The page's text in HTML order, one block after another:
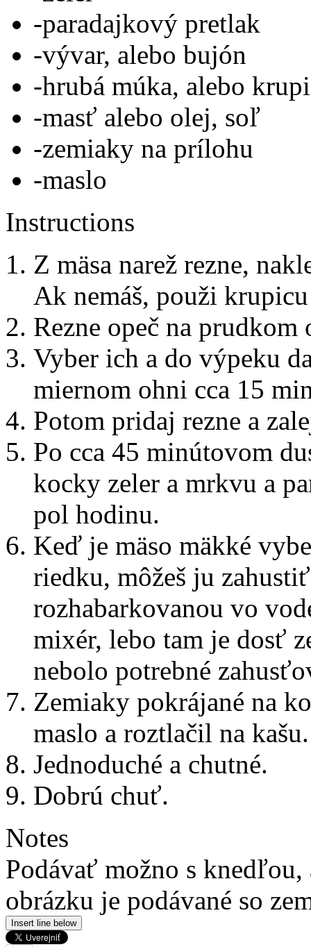
-paradajkový pretlak
-vývar, alebo bujón
-hrubá múka, alebo
-masť alebo olej, soľ
-zemiaky na prílohu
-maslo
Instructions
Z mäsa narež rezne,
Ak nemáš, použi krupicu
Rezne opeč na
Vyber ich a do výpeku
miernom ohni cca 15
Potom pridaj rezne a
Po cca 45 minútovom
kocky zeler a mrkvu a
pol hodinu.
Keď je mäso mäkké
riedku, môžeš ju
rozhabarkovanou vo
mixér, lebo tam je dosť
nebolo potrebné
Zemiaky pokrájané na
maslo a roztlačil na kašu.
Jednoduché a chutné.
Dobrú chuť.
Notes
Podávať možno s
obrázku je podávané so